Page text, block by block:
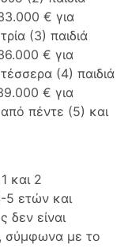
€ για
(3) παιδιά
€ για
(4) παιδιά
€ για
πέντε (5) και
και 2
5 ετών και
δεν είναι
σύμφωνα με το